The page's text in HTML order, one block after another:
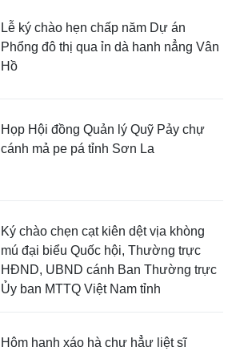
Lễ ký chào hẹn chấp năm Dự án
Phổng đô thị qua ỉn dà hanh nẳng Vân
Hồ
Họp Hội đồng Quản lý Quỹ Pảy chự
cánh mả pe pá tỉnh Sơn La
Ký chào chẹn cạt kiên dệt vịa khòng
mú đại biểu Quốc hội, Thường trực
HĐND, UBND cánh Ban Thường trực
Ủy ban MTTQ Việt Nam tỉnh
Hôm hanh xáo hà chư hẳư liệt sĩ